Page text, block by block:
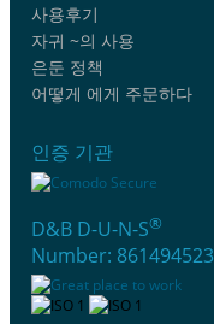
사용후기
자귀 ~의 사용
은둔 정책
어떻게 에게 주문하다
인증 기관
D&B D-U-N-S®
Number: 861494523